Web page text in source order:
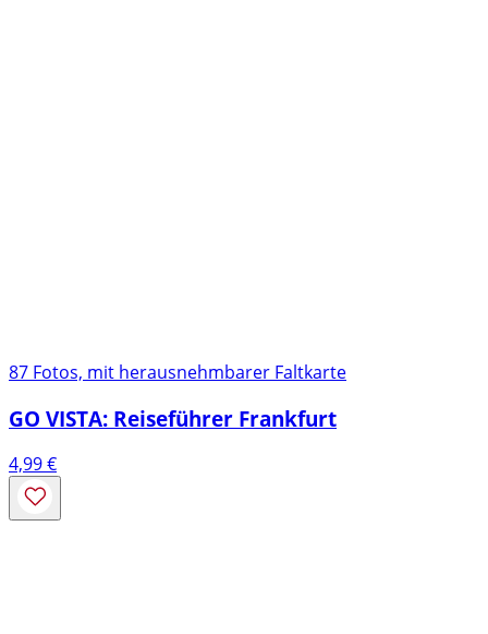
87 Fotos, mit herausnehmbarer Faltkarte
GO VISTA: Reiseführer Frankfurt
4,99€